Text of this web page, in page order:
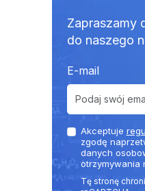
Zapraszamy
do naszego
E-mail
Akceptuje
zgodę
danych
otrzymywania